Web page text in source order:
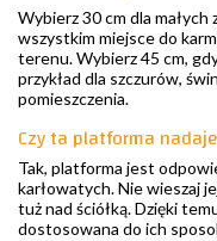
Wybierz 30 cm dla
wszystkim miejsce do
terenu. Wybierz 45 cm,
przykład dla szczurów,
pomieszczenia.
Czy ta platforma
Tak, platforma jest
karłowatych. Nie wieszaj
tuż nad ściółką. Dzięki
dostosowana do ich